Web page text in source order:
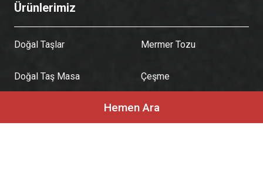
Ürünlerimiz
Doğal Taşlar Mermer Tozu
Doğal Taş Masa Çeşme
Travers
Hemen Ara